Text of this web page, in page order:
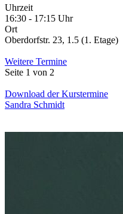
Uhrzeit
16:30 - 17:15 Uhr
Ort
Oberdorfstr. 23, 1.5 (1. Etage)
Weitere Termine
Seite 1 von 2
Download der Kurstermine
Sandra Schmidt